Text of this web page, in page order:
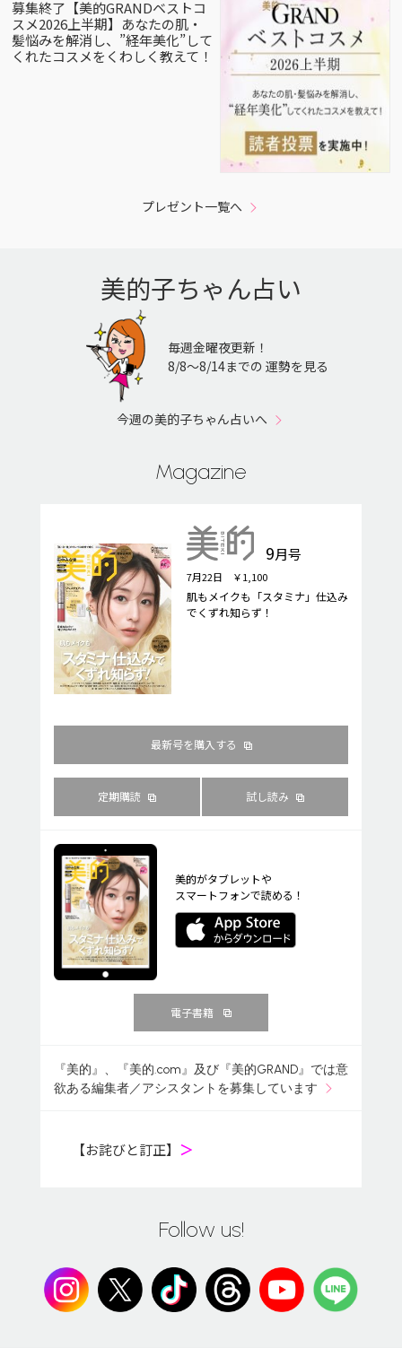
募集終了【美的GRANDベストコ
スメ2026上半期】あなたの肌・
髪悩みを解消し、”経年美化”して
くれたコスメをくわしく教えて！
プレゼント一覧へ
美的子ちゃん占い
毎週金曜夜更新！
8/8〜8/14までの 運勢を見る
今週の美的子ちゃん占いへ
Magazine
9月号
7月22日 ￥1,100
肌もメイクも「スタミナ」仕込み
でくずれ知らず！
最新号を購入する
定期購読 試し読み
美的がタブレットや
スマートフォンで読める！
電子書籍
『美的』、『美的.com』及び『美的GRAND』では意
欲ある編集者／アシスタントを募集しています
【お詫びと訂正】 ＞
Follow us!